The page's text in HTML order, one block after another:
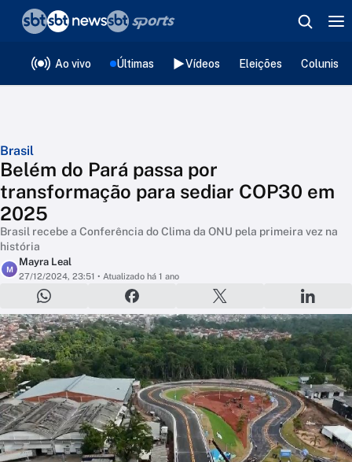
Ao vivo Últimas Vídeos Eleições
Brasil
Belém do Pará passa por
transformação para sediar COP30 em
2025
Brasil recebe a Conferência do Clima da ONU pela primeira vez na
história
M
Mayra Leal
27/12/2024, 23:51 • Atualizado há 1 ano
❮voltar
Editorias